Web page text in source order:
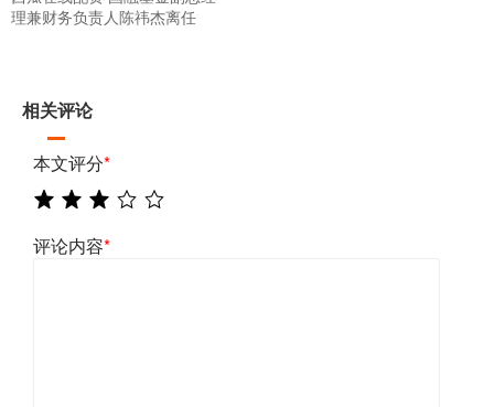
理兼财务负责人陈祎杰离任
相关评论
本文评分*
评论内容*